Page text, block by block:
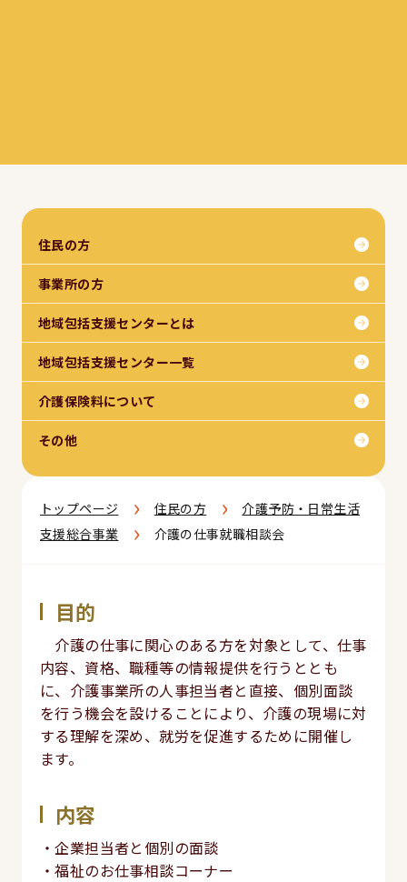
住民の方
事業所の方
地域包括支援センターとは
地域包括支援センター一覧
介護保険料について
その他
トップページ › 住民の方 ›
介護予防・日常生活
支援総合事業
› 介護の仕事就職相談会
目的
介護の仕事に関心のある方を対象として、仕事
内容、資格、職種等の情報提供を行うととも
に、介護事業所の人事担当者と直接、個別面談
を行う機会を設けることにより、介護の現場に対
する理解を深め、就労を促進するために開催し
ます。
内容
・企業担当者と個別の面談
・福祉のお仕事相談コーナー